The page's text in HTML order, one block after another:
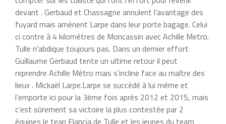
devant . Gerbaud et Chassagne annulent l’avantage des
fuyard mais amènent Larpe dans leur porte bagage. Celui
ci contre à 4 kilomètres de Moncassin avec Achille Metro.
Tulle n’abdique toujours pas. Dans un dernier effort
Guillaume Gerbaud tente un ultime retour il peut
reprendre Achille Métro mais s’incline face au maître des
lieux . Mickaël Larpe.Larpe se succédé à lui même et
l’emporte ici pour la 3ème fois après 2012 et 2015, mais
c’est sûrement sa victoire la plus contestée par 2
équipes le tean Elancia de Tulle et les jeunes du team